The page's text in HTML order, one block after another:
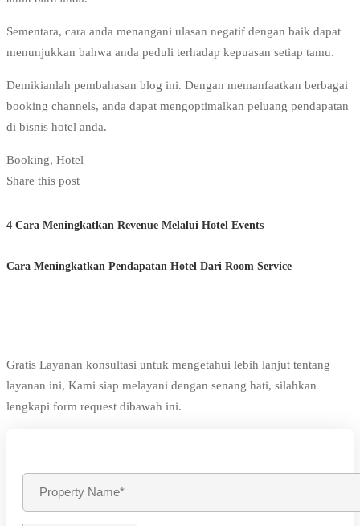
Sementara, cara anda menangani ulasan negatif dengan baik dapat
menunjukkan bahwa anda peduli terhadap kepuasan setiap tamu.
Demikianlah pembahasan blog ini. Dengan memanfaatkan berbagai
booking channels, anda dapat mengoptimalkan peluang pendapatan
di bisnis hotel anda.
Booking, Hotel
Share this post
4 Cara Meningkatkan Revenue Melalui Hotel Events
Cara Meningkatkan Pendapatan Hotel Dari Room Service
Gratis Layanan konsultasi untuk mengetahui lebih lanjut tentang
layanan ini, Kami siap melayani dengan senang hati, silahkan
lengkapi form request dibawah ini.